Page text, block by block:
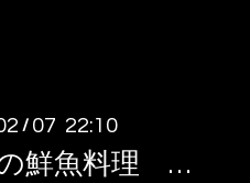
/ 07 22:10
鮮魚料理 …